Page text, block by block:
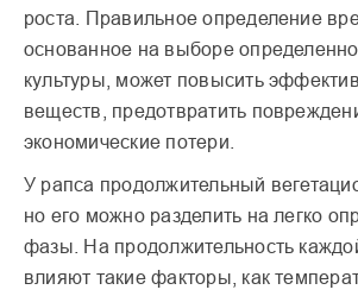
роста. Правильное определение
основанное на выборе
культуры, может повысить
веществ, предотвратить
экономические потери.
У рапса продолжительный
но его можно разделить на легко
фазы. На продолжительность
влияют такие факторы, как